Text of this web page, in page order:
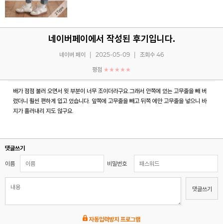
네이버페이에서 작성된 후기입니다.
네이버 페이 2025-05-09
조회수 46
평점 ★★★★★
배가 점점 불러 오면서 윗 부분이 너무 조이더라구요.그래서 안쪽에 있는 고무줄을 빼 버
렸더니 훨씬 편하게 입고 있습니다. 앞쪽에 고무줄을 빼고 뒤쪽 에만 고무줄을 넣으니 바
지가 흘러내리 지도 않구요.
댓글쓰기
이름 비밀번호
댓글쓰기
자동입력방지 프로그램